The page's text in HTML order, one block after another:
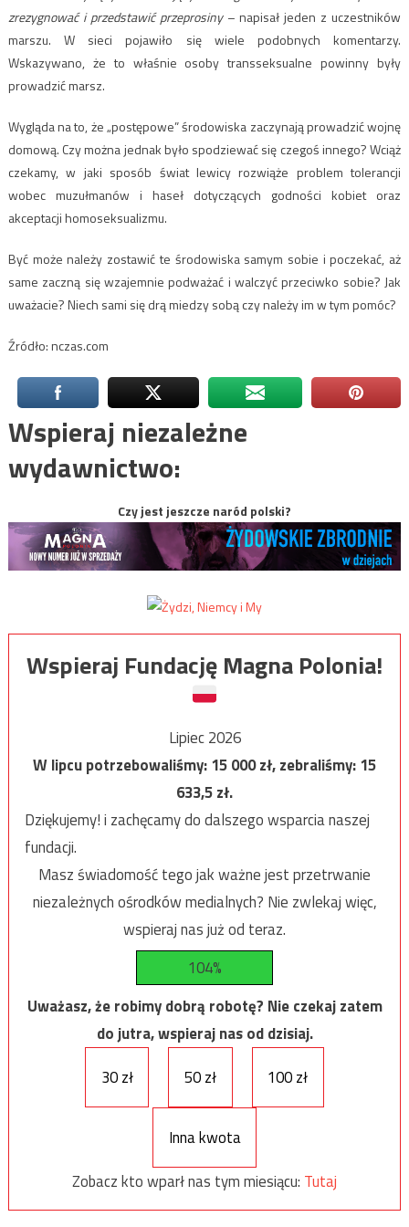
zrezygnować i przedstawić przeprosiny– napisał jeden z uczestników
marszu. W sieci pojawiło się wiele podobnych komentarzy.
Wskazywano, że to właśnie osoby transseksualne powinny były
prowadzić marsz.
Wygląda na to, że „postępowe” środowiska zaczynają prowadzić wojnę
domową. Czy można jednak było spodziewać się czegoś innego? Wciąż
czekamy, w jaki sposób świat lewicy rozwiąże problem tolerancji
wobec muzułmanów i haseł dotyczących godności kobiet oraz
akceptacji homoseksualizmu.
Być może należy zostawić te środowiska samym sobie i poczekać, aż
same zaczną się wzajemnie podważać i walczyć przeciwko sobie? Jak
uważacie? Niech sami się drą miedzy sobą czy należy im w tym pomóc?
Źródło: nczas.com
Wspieraj niezależne
wydawnictwo:
Czy jest jeszcze naród polski?
Wspieraj Fundację Magna Polonia!
Lipiec 2026
W lipcu potrzebowaliśmy:15 000zł, zebraliśmy:15
633,5zł.
Dziękujemy! i zachęcamy do dalszego wsparcia naszej
fundacji.
Masz świadomość tego jak ważne jest przetrwanie
niezależnych ośrodków medialnych? Nie zwlekaj więc,
wspieraj nas już od teraz.
104%
Uważasz, że robimy dobrą robotę? Nie czekaj zatem
do jutra, wspieraj nas od dzisiaj.
30 zł
50 zł 100 zł
Inna kwota
Zobacz kto wparł nas tym miesiącu: Tutaj